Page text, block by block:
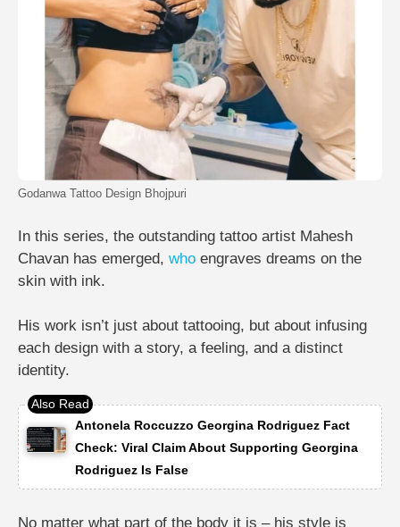
Godanwa Tattoo Design Bhojpuri
In this series, the outstanding tattoo artist Mahesh
Chavan has emerged, who engraves dreams on the
skin with ink.
His work isn’t just about tattooing, but about infusing
each design with a story, a feeling, and a distinct
identity.
Antonela Roccuzzo Georgina Rodriguez Fact
Check: Viral Claim About Supporting Georgina
Rodriguez Is False
No matter what part of the body it is – his style is